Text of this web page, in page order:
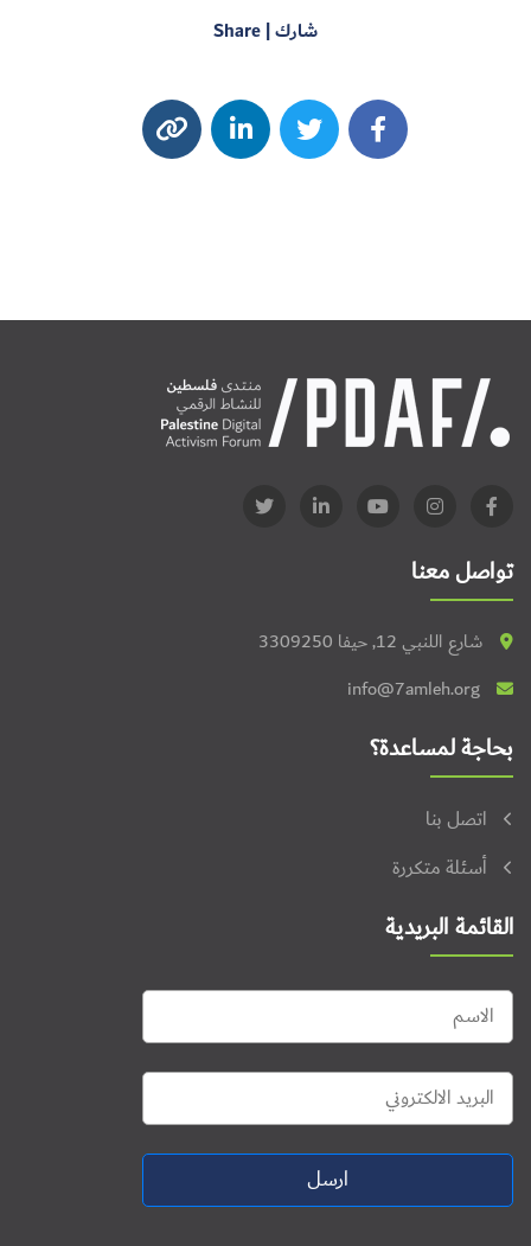
شارك | Share
تواصل معنا
شارع اللنبي 12, حيفا 3309250
info@7amleh.org
بحاجة لمساعدة؟
اتصل بنا
أسئلة متكررة
القائمة البريدية
ارسل